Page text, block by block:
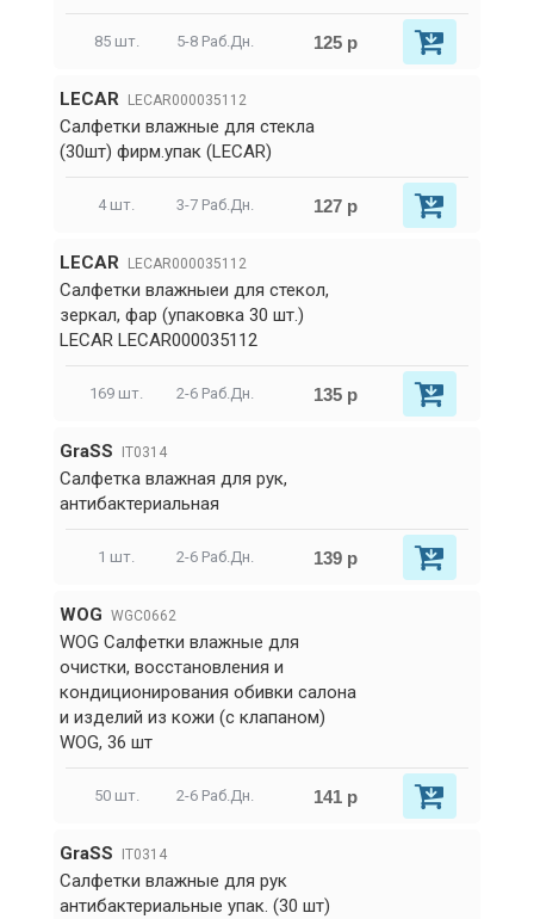
85 шт. 5-8 Раб.Дн. 125 р
LECAR LECAR000035112
Салфетки влажные для стекла
(30шт) фирм.упак (LECAR)
4 шт. 3-7 Раб.Дн. 127 р
LECAR LECAR000035112
Салфетки влажныеи для стекол,
зеркал, фар (упаковка 30 шт.)
LECAR LECAR000035112
169 шт. 2-6 Раб.Дн. 135 р
GraSS IT0314
Салфетка влажная для рук,
антибактериальная
1 шт. 2-6 Раб.Дн. 139 р
WOG WGC0662
WOG Салфетки влажные для
очистки, восстановления и
кондиционирования обивки салона
и изделий из кожи (с клапаном)
WOG, 36 шт
50 шт. 2-6 Раб.Дн. 141 р
GraSS IT0314
Салфетки влажные для рук
антибактериальные упак. (30 шт)